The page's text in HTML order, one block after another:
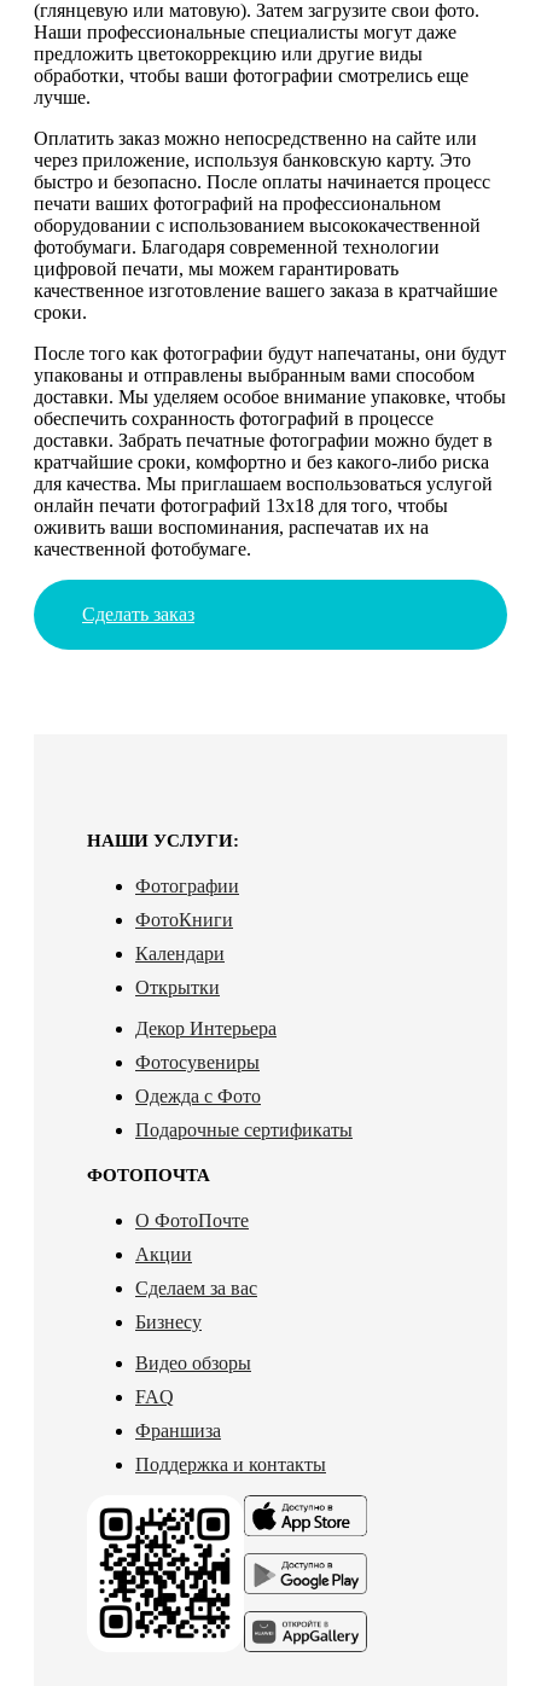
(глянцевую или матовую). Затем загрузите свои фото.
Наши профессиональные специалисты могут даже
предложить цветокоррекцию или другие виды
обработки, чтобы ваши фотографии смотрелись еще
лучше.
Оплатить заказ можно непосредственно на сайте или
через приложение, используя банковскую карту. Это
быстро и безопасно. После оплаты начинается процесс
печати ваших фотографий на профессиональном
оборудовании с использованием высококачественной
фотобумаги. Благодаря современной технологии
цифровой печати, мы можем гарантировать
качественное изготовление вашего заказа в кратчайшие
сроки.
После того как фотографии будут напечатаны, они будут
упакованы и отправлены выбранным вами способом
доставки. Мы уделяем особое внимание упаковке, чтобы
обеспечить сохранность фотографий в процессе
доставки. Забрать печатные фотографии можно будет в
кратчайшие сроки, комфортно и без какого-либо риска
для качества. Мы приглашаем воспользоваться услугой
онлайн печати фотографий 13х18 для того, чтобы
оживить ваши воспоминания, распечатав их на
качественной фотобумаге.
Сделать заказ
НАШИ УСЛУГИ:
Фотографии
ФотоКниги
Календари
Открытки
Декор Интерьера
Фотосувениры
Одежда с Фото
Подарочные сертификаты
ФОТОПОЧТА
О ФотоПочте
Акции
Сделаем за вас
Бизнесу
Видео обзоры
FAQ
Франшиза
Поддержка и контакты